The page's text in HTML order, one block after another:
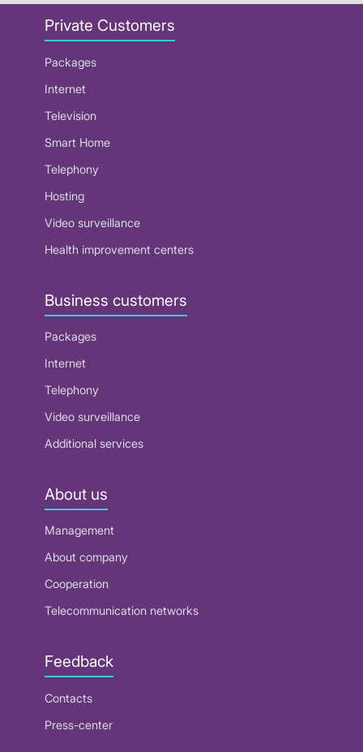
Private Customers
Packages
Internet
Television
Smart Home
Telephony
Hosting
Video surveillance
Health improvement centers
Business customers
Packages
Internet
Telephony
Video surveillance
Additional services
About us
Management
About company
Cooperation
Telecommunication networks
Feedback
Contacts
Press-center